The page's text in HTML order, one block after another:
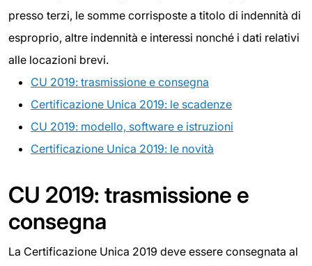
presso terzi, le somme corrisposte a titolo di indennità di
esproprio, altre indennità e interessi nonché i dati relativi
alle locazioni brevi.
CU 2019: trasmissione e consegna
Certificazione Unica 2019: le scadenze
CU 2019: modello, software e istruzioni
Certificazione Unica 2019: le novità
CU 2019: trasmissione e
consegna
La Certificazione Unica 2019 deve essere consegnata al